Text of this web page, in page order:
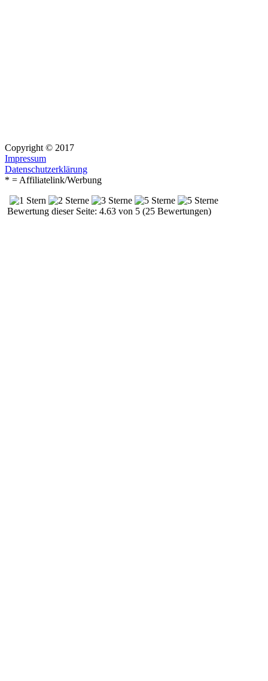
Copyright © 2017
Impressum
Datenschutzerklärung
* = Affiliatelink/Werbung
Bewertung dieser Seite: 4.63 von 5 (25 Bewertungen)